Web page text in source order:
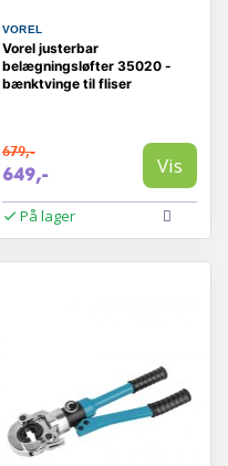
VOREL
Vorel justerbar
belægningsløfter 35020 -
bænktvinge til fliser
679,-
649,- Vis
På lager